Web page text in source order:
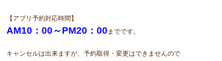
【アプリ予約対応時間】
AM10：00～PM20：00 までです。
キャンセルは出来ますが、予約取得・変更はできませんので